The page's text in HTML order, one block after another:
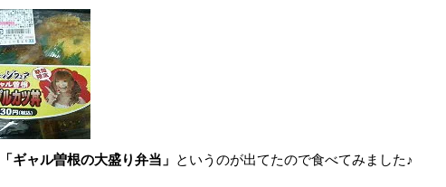
「ギャル曽根の大盛り弁当」 というのが出てたので食べてみました♪